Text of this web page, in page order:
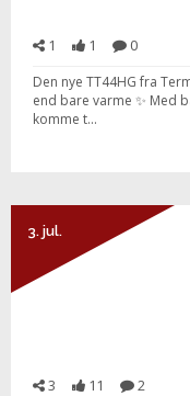
1 1 0
Den nye TT44HG fra
end bare varme ✨ Med
komme t...
3. jul.
3 11 2